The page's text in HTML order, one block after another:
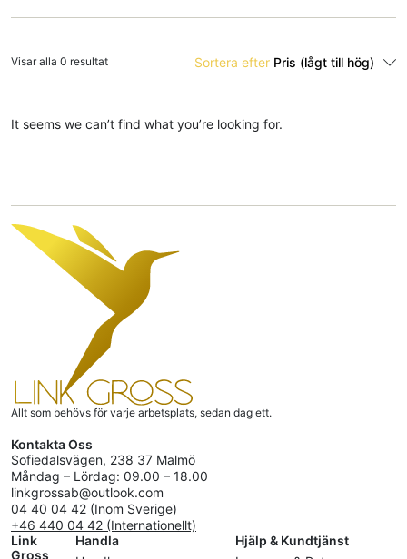
Sortera efter Pris (lågt till hög)
It seems we can’t find what you’re looking for.
Visar alla 0 resultat
Allt som behövs för varje arbetsplats, sedan dag ett.
Kontakta Oss
Sofiedalsvägen, 238 37 Malmö
Måndag – Lördag: 09.00 – 18.00
linkgrossab@outlook.com
04 40 04 42 (Inom Sverige)
+46 440 04 42 (Internationellt)
Link
Gross
Handla
Hjälp & Kundtjänst